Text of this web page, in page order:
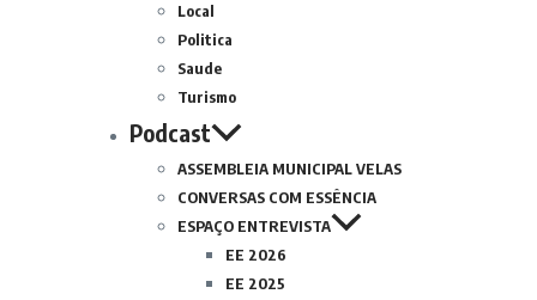
Local
Politica
Saude
Turismo
Podcast
ASSEMBLEIA MUNICIPAL VELAS
CONVERSAS COM ESSÊNCIA
ESPAÇO ENTREVISTA
EE 2026
EE 2025